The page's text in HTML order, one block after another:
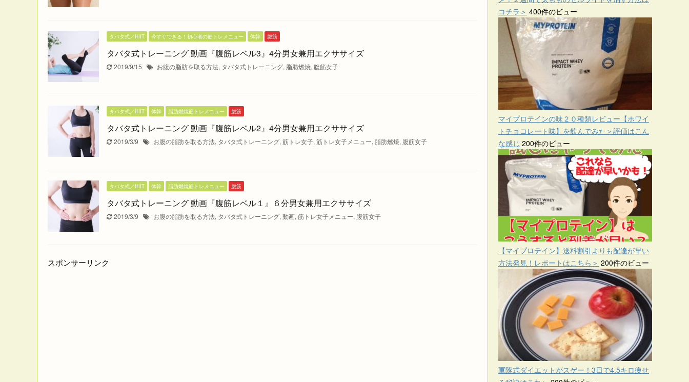
タバタ式／HIIT 今すぐできる！初心者の筋トレメニュー 体幹 腹筋
タバタ式トレーニング 動画『腹筋レベル3』4分男女兼用エクササイズ
2019/9/15 お腹の脂肪を取る方法, タバタ式トレーニング, 脂肪燃焼, 腹筋女子
タバタ式／HIIT 体幹 脂肪燃焼筋トレメニュー 腹筋
タバタ式トレーニング 動画『腹筋レベル2』4分男女兼用エクササイズ
2019/3/9 お腹の脂肪を取る方法, タバタ式トレーニング, 筋トレ女子, 筋トレ女子メニュー, 脂肪燃焼, 腹筋女子
タバタ式／HIIT 体幹 脂肪燃焼筋トレメニュー 腹筋
タバタ式トレーニング 動画『腹筋レベル１』６分男女兼用エクササイズ
2019/3/9 お腹の脂肪を取る方法, タバタ式トレーニング, 動画, 筋トレ女子メニュー, 腹筋女子
スポンサーリンク
コチラ＞ 400件のビュー
マイプロテインの味２０種類レビュー【ホワイ
トチョコレート味】を飲んでみた＞評価はこん
な感じ 200件のビュー
【マイプロテイン】送料割引よりも配達が早い
方法発見！レポートはこちら＞ 200件のビュー
軍隊式ダイエットがスゲー！3日で4.5キロ痩せ